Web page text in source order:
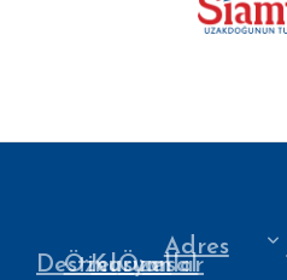
Destinasyonlar
ÖzelKurumsal
Özel
Adres